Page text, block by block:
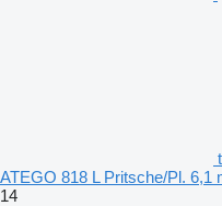
ATEGO 818 L Pritsche/Pl. 6,1
14